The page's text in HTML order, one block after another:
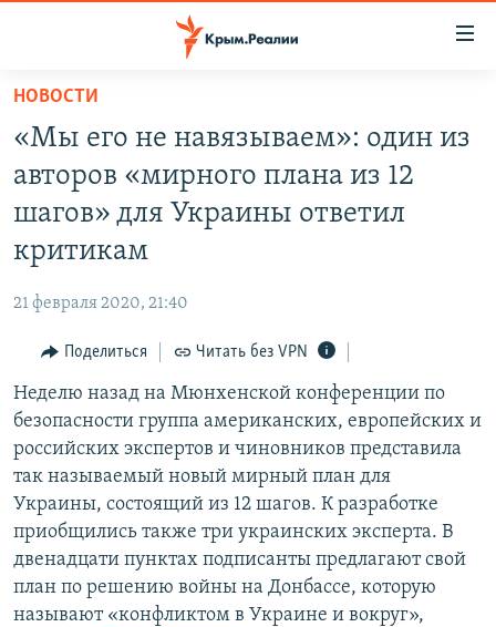
Вернуться
основному
содержанию
Вернутся
главной
Вернутся
поиску
ИНТЕРАКТИВ
ИНФОГРАФИКА
ТЕЛЕПРОЕКТ КРЫМ.РЕАЛИИ
СОВЕТЫ ПРАВОЗАЩИТНИКОВ
ПРОПАВШИЕ БЕЗ ВЕСТИ
ПОБЕДИТЕЛЕЙ НЕ СУДЯТ?
КРЫМ.НЕПОКОРЕННЫЙ
ELIFBE
РАДІО СВОБОДА
КАК ОБОЙТИ БЛОКИРОВКУ
Українською
Qırımtatar
ПРИСОЕДИНЯЙТЕСЬ!
НОВОСТИ
«Мы его не навязываем»: один из
авторов «мирного плана из 12
шагов» для Украины ответил
критикам
21 февраля 2020, 21:40
Поделиться Читать без VPN
Неделю назад на Мюнхенской конференции по
безопасности группа американских, европейских и
российских экспертов и чиновников представила
так называемый новый мирный план для
Украины, состоящий из 12 шагов. К разработке
приобщились также три украинских эксперта. В
двенадцати пунктах подписанты предлагают свой
план по решению войны на Донбассе, которую
называют «конфликтом в Украине и вокруг»,